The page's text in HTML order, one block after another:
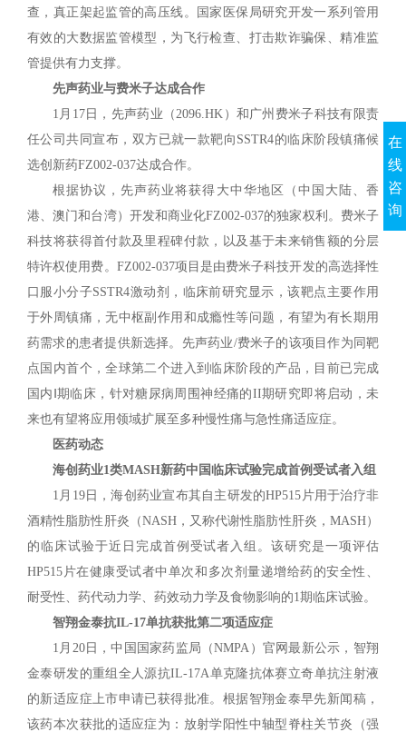
查，真正架起监管的高压线。国家医保局研究开发一系列管用
有效的大数据监管模型，为飞行检查、打击欺诈骗保、精准监
管提供有力支撑。
先声药业与费米子达成合作
1月17日，先声药业（2096.HK）和广州费米子科技有限责
任公司共同宣布，双方已就一款靶向SSTR4的临床阶段镇痛候
选创新药FZ002-037达成合作。
根据协议，先声药业将获得大中华地区（中国大陆、香
港、澳门和台湾）开发和商业化FZ002-037的独家权利。费米子
科技将获得首付款及里程碑付款，以及基于未来销售额的分层
特许权使用费。FZ002-037项目是由费米子科技开发的高选择性
口服小分子SSTR4激动剂，临床前研究显示，该靶点主要作用
于外周镇痛，无中枢副作用和成瘾性等问题，有望为有长期用
药需求的患者提供新选择。先声药业/费米子的该项目作为同靶
点国内首个，全球第二个进入到临床阶段的产品，目前已完成
国内Ⅰ期临床，针对糖尿病周围神经痛的II期研究即将启动，未
来也有望将应用领域扩展至多种慢性痛与急性痛适应症。
医药动态
海创药业1类MASH新药中国临床试验完成首例受试者入组
1月19日，海创药业宣布其自主研发的HP515片用于治疗非
酒精性脂肪性肝炎（NASH，又称代谢性脂肪性肝炎，MASH）
的临床试验于近日完成首例受试者入组。该研究是一项评估
HP515片在健康受试者中单次和多次剂量递增给药的安全性、
耐受性、药代动力学、药效动力学及食物影响的1期临床试验。
智翔金泰抗IL-17单抗获批第二项适应症
1月20日，中国国家药监局（NMPA）官网最新公示，智翔
金泰研发的重组全人源抗IL-17A单克隆抗体赛立奇单抗注射液
的新适应症上市申请已获得批准。根据智翔金泰早先新闻稿，
该药本次获批的适应症为：放射学阳性中轴型脊柱关节炎（强
在
线
咨
询